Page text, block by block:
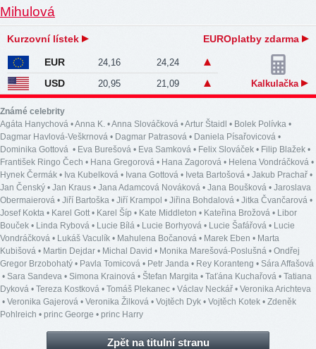
Kurzovní lístek EUROplatby zdarma
EUR 24,16 24,24
USD 20,95 21,09 Kalkulačka
Známé celebrity
Agáta Hanychová •Anna K. •Anna Slováčková •Artur Štaidl • Bolek Polívka •
Dagmar Havlová-Veškrnová • Dagmar Patrasová • Daniela Písařovicová •
Dominika Gottová • Eva Burešová • Eva Samková • Felix Slováček • Filip Blažek •
František Ringo Čech • Hana Gregorová • Hana Zagorová • Helena Vondráčková •
Hynek Čermák • Iva Kubelková • Ivana Gottová • Iveta Bartošová • Jakub Prachař •
Jan Čenský • Jan Kraus • Jana Adamcová Nováková • Jana Boušková • Jaroslava
Obermaierová • Jiří Bartoška • Jiří Krampol • Jiřina Bohdalová • Jitka Čvančarová •
Josef Kokta • Karel Gott• Karel Šíp • Kate Middleton • Kateřina Brožová • Libor
Bouček • Linda Rybová • Lucie Bílá • Lucie Borhyová • Lucie Šafářová • Lucie
Vondráčková • Lukáš Vaculík • Mahulena Bočanová • Marek Eben • Marta
Kubišová • Martin Dejdar • Michal David • Monika Marešová-Poslušná • Ondřej
Gregor Brzobohatý • Pavla Tomicová • Petr Janda • Rey Koranteng • Sára Affašová
• Sara Sandeva • Simona Krainová • Štefan Margita • Taťána Kuchařová • Tatiana
Dyková • Tereza Kostková • Tomáš Plekanec • Václav Neckář • Veronika Arichteva
• Veronika Gajerová • Veronika Žilková • Vojtěch Dyk • Vojtěch Kotek • Zdeněk
Pohlreich • princ George • princ Harry
Zpět na titulní stranu